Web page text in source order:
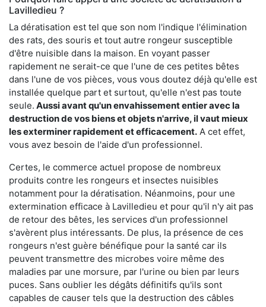
Lavilledieu ?
La dératisation est tel que son nom l'indique l'élimination
des rats, des souris et tout autre rongeur susceptible
d'être nuisible dans la maison. En voyant passer
rapidement ne serait-ce que l'une de ces petites bêtes
dans l'une de vos pièces, vous vous doutez déjà qu'elle est
installée quelque part et surtout, qu'elle n'est pas toute
seule. Aussi avant qu'un envahissement entier avec la
destruction de vos biens et objets n'arrive, il vaut mieux
les exterminer rapidement et efficacement. A cet effet,
vous avez besoin de l'aide d'un professionnel.
Certes, le commerce actuel propose de nombreux
produits contre les rongeurs et insectes nuisibles
notamment pour la dératisation. Néanmoins, pour une
extermination efficace à Lavilledieu et pour qu'il n'y ait pas
de retour des bêtes, les services d'un professionnel
s'avèrent plus intéressants. De plus, la présence de ces
rongeurs n'est guère bénéfique pour la santé car ils
peuvent transmettre des microbes voire même des
maladies par une morsure, par l'urine ou bien par leurs
puces. Sans oublier les dégâts définitifs qu'ils sont
capables de causer tels que la destruction des câbles